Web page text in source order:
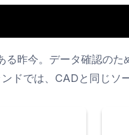
昨今。データ確認の
ドでは、CADと同じソ